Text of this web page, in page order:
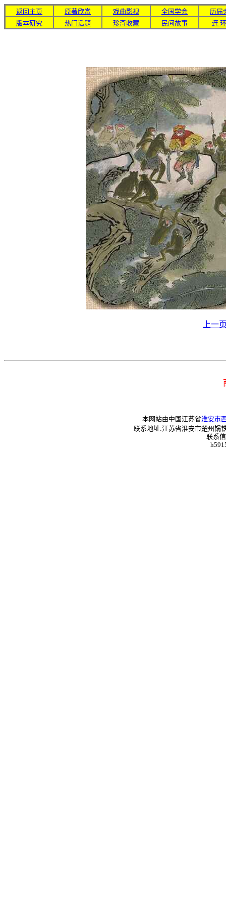
返回主页 原著欣赏 戏曲影视 全国学会
历届
版本研究
热门话题 珍奇收藏 民间故事 连
上一
本网站由中国江苏省淮安市
联系地址:江苏省淮安市楚州
联系